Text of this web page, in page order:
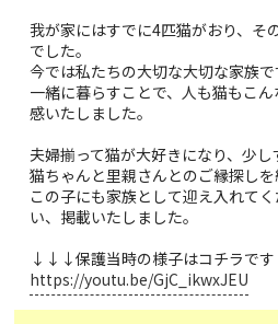
我が家にはすでに4匹猫がおり、そ
でした。
今では私たちの大切な大切な家族で
一緒に暮らすことで、人も猫もこ
感いたしました。
夫婦揃って猫が大好きになり、少
猫ちゃんと里親さんとのご縁探しを
この子にも家族として迎え入れて
い、掲載いたしました。
↓↓↓保護当時の様子はコチラで
https://youtu.be/GjC_ikwxJEU